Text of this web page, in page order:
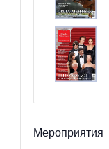
Мероприятия